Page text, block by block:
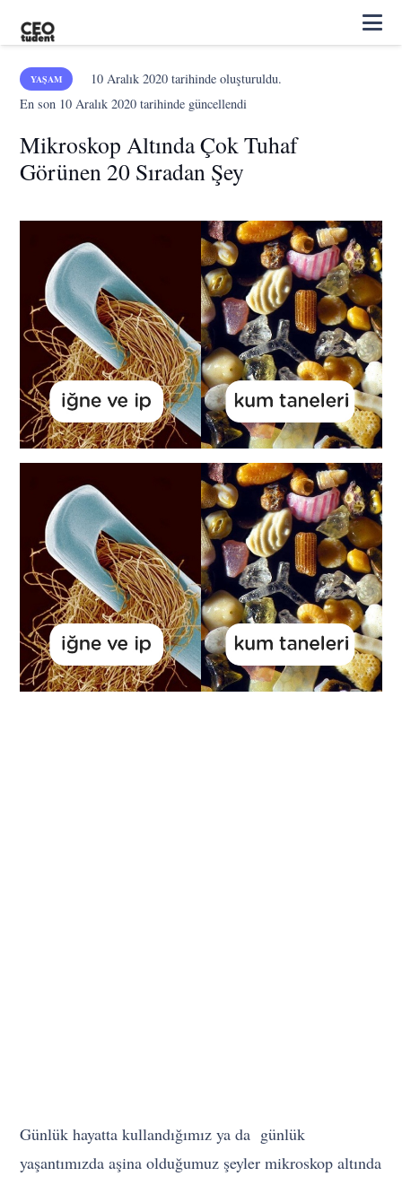
YAŞAM 10 Aralık 2020tarihinde oluşturuldu.
En son 10 Aralık 2020 tarihinde güncellendi
Mikroskop Altında Çok Tuhaf
Görünen 20 Sıradan Şey
Günlük hayatta kullandığımız ya da günlük
yaşantımızda aşina olduğumuz şeyler mikroskop altında